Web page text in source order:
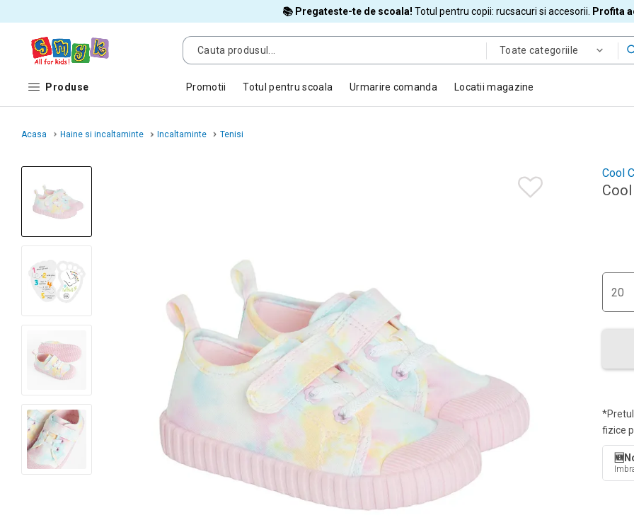
📚 Pregateste-te de scoala! Totul pentru copii: rucsacuri si accesorii. Profita
Toate categoriile
Produse Promotii Totul pentru scoala Urmarire comanda Locatii magazine
Acasa Haine si incaltaminte Incaltaminte Tenisi
Cool
20
fizice